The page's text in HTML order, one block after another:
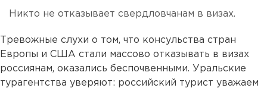
Никто не отказывает свердловчанам в визах.
Тревожные слухи о том, что консульства стран
Европы и США стали массово отказывать в визах
россиянам, оказались беспочвенными. Уральские
турагентства уверяют: российский турист уважаем